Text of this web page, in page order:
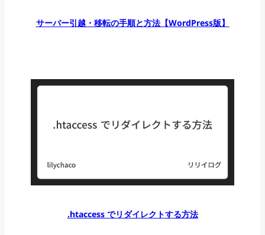
サーバー引越・移転の手順と方法【WordPress版】
.htaccess でリダイレクトする方法